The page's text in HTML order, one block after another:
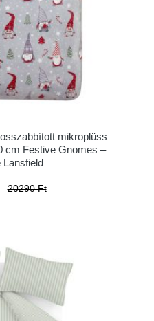
mikroplüss
cm Festive Gnomes –
Lansfield
20290 Ft